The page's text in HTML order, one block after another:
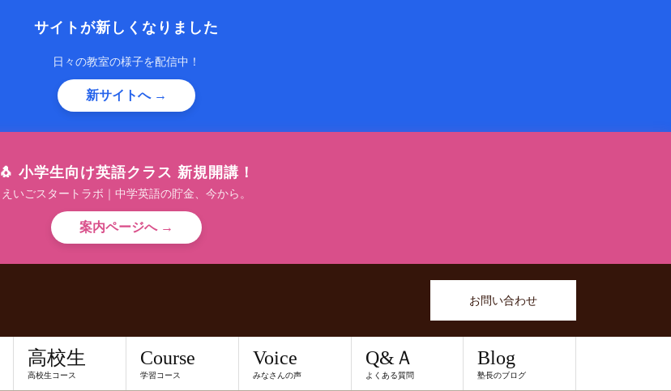
サイトが新しくなりました
日々の教室の様子を配信中！
新サイトへ →
🐧 小学生向け英語クラス 新規開講！
えいごスタートラボ｜中学英語の貯金、今から。
案内ページへ →
お問い合わせ
高校生
高校生コース
Course
学習コース
Voice
みなさんの声
Q&Ａ
よくある質問
Blog
塾長のブログ